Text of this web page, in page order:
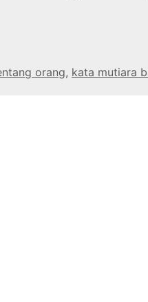
orang, kata mutiara